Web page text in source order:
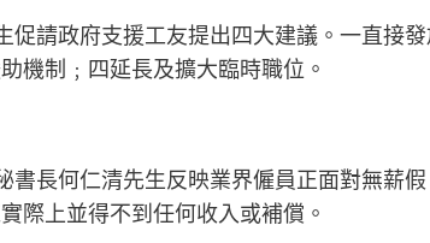
促請政府支援工友提出四大建議。一直接
機制﹔四延長及擴大臨時職位。
書長何仁清先生反映業界僱員正面對無薪
際上並得不到任何收入或補償。